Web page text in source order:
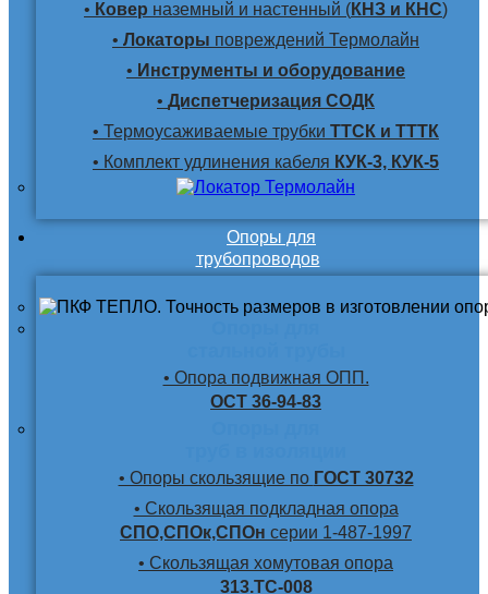
• Ковер наземный и настенный (КНЗ и КНС)
• Локаторы повреждений Термолайн
• Инструменты и оборудование
• Диспетчеризация СОДК
• Термоусаживаемые трубки ТТСК и ТТТК
• Комплект удлинения кабеля КУК-3, КУК-5
Опоры для
трубопроводов
• Опора подвижная ОПП.
ОСТ 36-94-83
• Опоры скользящие по ГОСТ 30732
• Скользящая подкладная опора
СПО,СПОк,СПОн серии 1-487-1997
• Скользящая хомутовая опора
313.ТС-008